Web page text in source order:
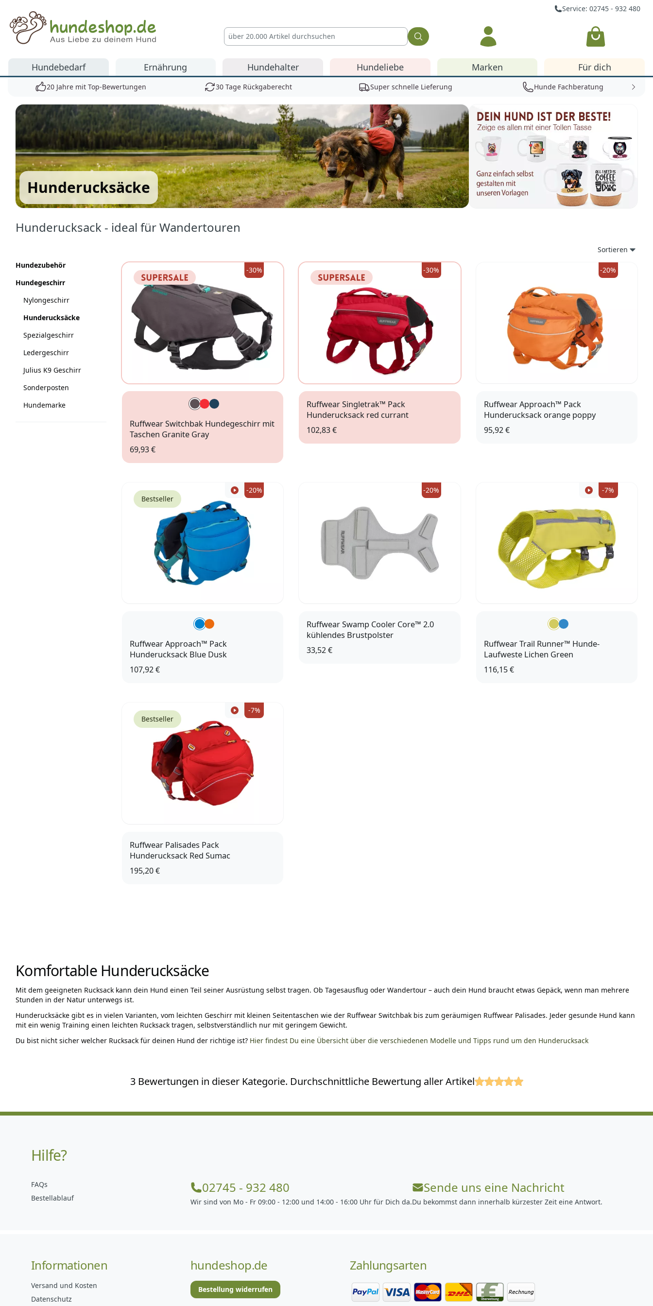
Service: 02745 - 932 480
Hundeshop.de
Warenkorb
Hundebedarf Ernährung Hundehalter Hundeliebe Marken Für dich
20 Jahre mit Top-Bewertungen 30 Tage Rückgaberecht Super schnelle Lieferung Hunde Fachberatung
Hunderucksäcke
Hunderucksack - ideal für Wandertouren
Kategorien
Hundezubehör
Hundegeschirr
Nylongeschirr
Hunderucksäcke
Spezialgeschirr
Ledergeschirr
Julius K9 Geschirr
Sonderposten
Hundemarke
Sortieren
-30%
XS
Ruffwear Switchbak Hundegeschirr mit
Taschen Granite Gray
69,93 €
-30%
S
Ruffwear Singletrak™ Pack
Hunderucksack red currant
102,83 €
-20%
Ruffwear Approach™ Pack
Hunderucksack orange poppy
95,92 €
Bestseller
-20%
Ruffwear Approach™ Pack
Hunderucksack Blue Dusk
107,92 €
-20%
Ruffwear Swamp Cooler Core™ 2.0
kühlendes Brustpolster
33,52 €
-7%
Ruffwear Trail Runner™ Hunde-
Laufweste Lichen Green
116,15 €
Bestseller
-7%
Ruffwear Palisades Pack
Hunderucksack Red Sumac
195,20 €
Komfortable Hunderucksäcke
Mit dem geeigneten Rucksack kann dein Hund einen Teil seiner Ausrüstung selbst tragen. Ob Tagesausflug oder Wandertour – auch dein Hund braucht etwas Gepäck, wenn man mehrere
Stunden in der Natur unterwegs ist.
Hunderucksäcke gibt es in vielen Varianten, vom leichten Geschirr mit kleinen Seitentaschen wie der Ruffwear Switchbak bis zum geräumigen Ruffwear Palisades. Jeder gesunde Hund kann
mit ein wenig Training einen leichten Rucksack tragen, selbstverständlich nur mit geringem Gewicht.
Du bist nicht sicher welcher Rucksack für deinen Hund der richtige ist? Hier findest Du eine Übersicht über die verschiedenen Modelle und Tipps rund um den Hunderucksack
3 Bewertungen in dieser Kategorie. Durchschnittliche Bewertung aller Artikel
Hilfe?
FAQs
Bestellablauf
02745 - 932 480
Wir sind von Mo - Fr 09:00 - 12:00 und 14:00 - 16:00 Uhr für Dich da.
Sende uns eine Nachricht
Du bekommst dann innerhalb kürzester Zeit eine Antwort.
Informationen
Versand und Kosten
Datenschutz
hundeshop.de
Bestellung widerrufen
Zahlungsarten